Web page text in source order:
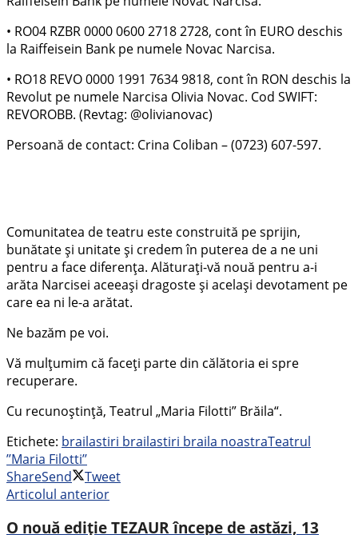
• RO04 RZBR 0000 0600 2718 2728, cont în EURO deschis
la Raiffeisein Bank pe numele Novac Narcisa.
• RO18 REVO 0000 1991 7634 9818, cont în RON deschis la
Revolut pe numele Narcisa Olivia Novac. Cod SWIFT:
REVOROBB. (Revtag: @olivianovac)
Persoană de contact: Crina Coliban – (0723) 607-597.
Comunitatea de teatru este construită pe sprijin,
bunătate și unitate și credem în puterea de a ne uni
pentru a face diferența. Alăturați-vă nouă pentru a-i
arăta Narcisei aceeași dragoste și același devotament pe
care ea ni le-a arătat.
Ne bazăm pe voi.
Vă mulțumim că faceți parte din călătoria ei spre
recuperare.
Cu recunoștință, Teatrul „Maria Filotti” Brăila“.
Etichete: brailastiri brailastiri braila noastraTeatrul
’’Maria Filotti’’
ShareSend
Tweet
Articolul anterior
O nouă ediție TEZAUR începe de astăzi, 13